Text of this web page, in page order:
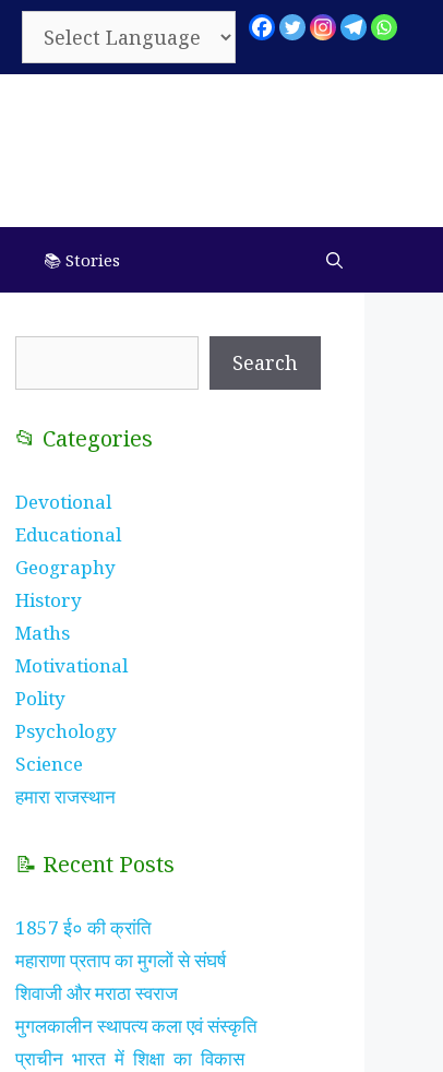
📚 Stories
Search
📂 Categories
Devotional
Educational
Geography
History
Maths
Motivational
Polity
Psychology
Science
हमारा राजस्थान
📝 Recent Posts
1857 ई० की क्रांति
महाराणा प्रताप का मुगलों से संघर्ष
शिवाजी और मराठा स्वराज
मुगलकालीन स्थापत्य कला एवं संस्कृति
प्राचीन भारत में शिक्षा का विकास